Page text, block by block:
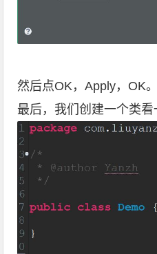
然后点OK，Apply，OK。
最后，我们创建一个类看